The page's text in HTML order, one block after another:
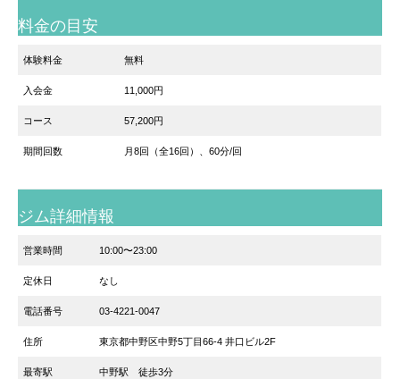
料金の目安
体験料金 無料
入会金 11,000円
コース 57,200円
期間回数 月8回（全16回）、60分/回
ジム詳細情報
営業時間 10:00〜23:00
定休日 なし
電話番号 03-4221-0047
住所 東京都中野区中野5丁目66-4 井口ビル2F
最寄駅 中野駅 徒歩3分